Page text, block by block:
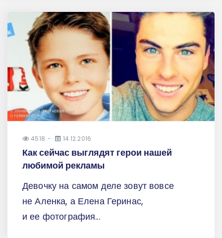
4518 14.12.2016
Как сейчас выглядят герои нашей
любимой рекламы
Девочку на самом деле зовут вовсе
не Аленка, а Елена Геринас,
и ее фотография...